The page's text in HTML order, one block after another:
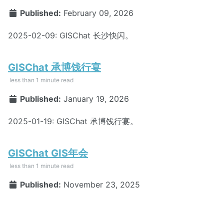
Published: February 09, 2026
2025-02-09: GISChat 长沙快闪。
GISChat 承博饯行宴
less than 1 minute read
Published: January 19, 2026
2025-01-19: GISChat 承博饯行宴。
GISChat GIS年会
less than 1 minute read
Published: November 23, 2025